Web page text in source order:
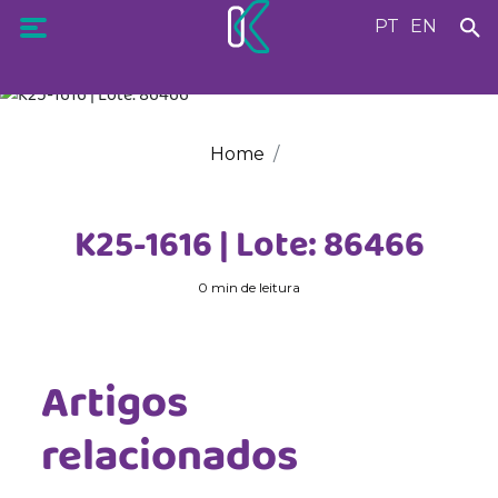
PT EN
Home
K25-1616 | Lote: 86466
0 min de leitura
Artigos
relacionados